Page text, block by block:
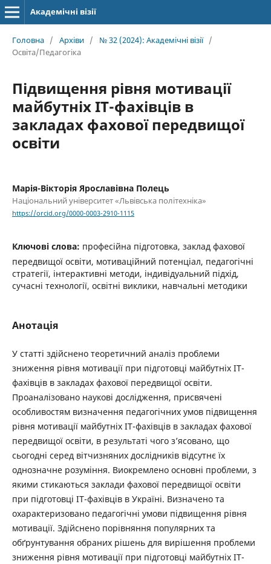
Академічні візії
Головна / Архіви / № 32 (2024): Академічні візії /
Освіта/Педагогіка
Підвищення рівня мотивації
майбутніх ІТ-фахівців в
закладах фахової передвищої
освіти
Марія-Вікторія Ярославівна Полець
Національний університет «Львівська політехніка»
https://orcid.org/0000-0003-2910-1115
Ключові слова: професійна підготовка, заклад фахової
передвищої освіти, мотиваційний потенціал, педагогічні
стратегії, інтерактивні методи, індивідуальний підхід,
сучасні технології, освітні виклики, навчальні методики
Анотація
У статті здійснено теоретичний аналіз проблеми
зниження рівня мотивації при підготовці майбутніх ІТ-
фахівців в закладах фахової передвищої освіти.
Проаналізовано наукові дослідження, присвячені
особливостям визначення педагогічних умов підвищення
рівня мотивації майбутніх ІТ-фахівців в закладах фахової
передвищої освіти, в результаті чого з’ясовано, що
сьогодні серед вітчизняних дослідників відсутнє їх
однозначне розуміння. Виокремлено основні проблеми, з
якими стикаються заклади фахової передвищої освіти
при підготовці ІТ-фахівців в Україні. Визначено та
охарактеризовано педагогічні умови підвищення рівня
мотивації. Здійснено порівняння популярних та
обґрунтування обраних рішень для вирішення проблеми
зниження рівня мотивації при підготовці майбутніх ІТ-